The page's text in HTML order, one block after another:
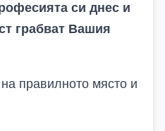
си днес и
грабват Вашия
правилното място и